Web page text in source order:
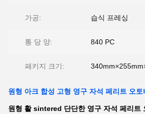
가공: 습식 프레싱
통 당 양: 840 PC
패키지 크기:
원형 아크 합성 고형 영구 자석 페리트 오
원형 활 sintered 단단한 영구 자석 페리트